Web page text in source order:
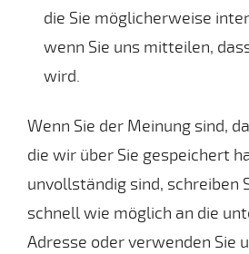
die Sie möglicherweise
wenn Sie uns mitteilen,
wird.
Wenn Sie der Meinung sind,
die wir über Sie gespeichert
unvollständig sind, schreiben
schnell wie möglich an die
Adresse oder verwenden Sie